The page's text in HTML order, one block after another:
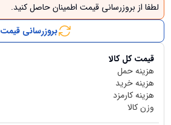
لطفا از بروزرسانی قیمت اطمینان حاصل کنید.
بروزرسانی قیمت
قیمت کل کالا
هزینه حمل
هزینه خرید
هزینه کارمزد
وزن کالا